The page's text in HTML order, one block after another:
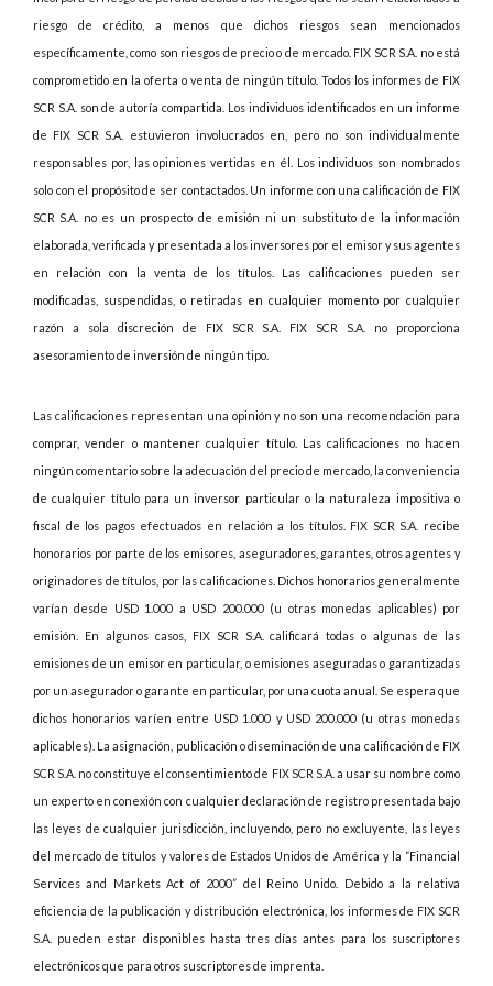
riesgo de crédito, a menos que dichos riesgos sean mencionados
específicamente, como son riesgos de precio o de mercado. FIX SCR S.A. no está
comprometido en la oferta o venta de ningún título. Todos los informes de FIX
SCR S.A. son de autoría compartida. Los individuos identificados en un informe
de FIX SCR S.A. estuvieron involucrados en, pero no son individualmente
responsables por, las opiniones vertidas en él. Los individuos son nombrados
solo con el propósito de ser contactados. Un informe con una calificación de FIX
SCR S.A. no es un prospecto de emisión ni un substituto de la información
elaborada, verificada y presentada a los inversores por el emisor y sus agentes
en relación con la venta de los títulos. Las calificaciones pueden ser
modificadas, suspendidas, o retiradas en cualquier momento por cualquier
razón a sola discreción de FIX SCR S.A. FIX SCR S.A. no proporciona
asesoramiento de inversión de ningún tipo.
Las calificaciones representan una opinión y no son una recomendación para
comprar, vender o mantener cualquier título. Las calificaciones no hacen
ningún comentario sobre la adecuación del precio de mercado, la conveniencia
de cualquier título para un inversor particular o la naturaleza impositiva o
fiscal de los pagos efectuados en relación a los títulos. FIX SCR S.A. recibe
honorarios por parte de los emisores, aseguradores, garantes, otros agentes y
originadores de títulos, por las calificaciones. Dichos honorarios generalmente
varían desde USD 1.000 a USD 200.000 (u otras monedas aplicables) por
emisión. En algunos casos, FIX SCR S.A. calificará todas o algunas de las
emisiones de un emisor en particular, o emisiones aseguradas o garantizadas
por un asegurador o garante en particular, por una cuota anual. Se espera que
dichos honorarios varíen entre USD 1.000 y USD 200.000 (u otras monedas
aplicables). La asignación, publicación o diseminación de una calificación de FIX
SCR S.A. no constituye el consentimiento de FIX SCR S.A. a usar su nombre como
un experto en conexión con cualquier declaración de registro presentada bajo
las leyes de cualquier jurisdicción, incluyendo, pero no excluyente, las leyes
del mercado de títulos y valores de Estados Unidos de América y la “Financial
Services and Markets Act of 2000” del Reino Unido. Debido a la relativa
eficiencia de la publicación y distribución electrónica, los informes de FIX SCR
S.A. pueden estar disponibles hasta tres días antes para los suscriptores
electrónicos que para otros suscriptores de imprenta.